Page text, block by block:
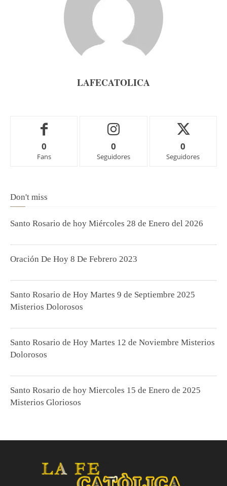
LAFECATOLICA
0
Fans
0
Seguidores
0
Seguidores
Don't miss
Santo Rosario de hoy Miércoles 28 de Enero del 2026
Oración De Hoy 8 De Febrero 2023
Santo Rosario de Hoy Martes 9 de Septiembre 2025
Misterios Dolorosos
Santo Rosario de Hoy Martes 12 de Noviembre Misterios
Dolorosos
Santo Rosario de hoy Miercoles 15 de Enero de 2025
Misterios Gloriosos